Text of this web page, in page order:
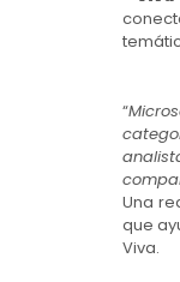
“
Una
que
Viva.